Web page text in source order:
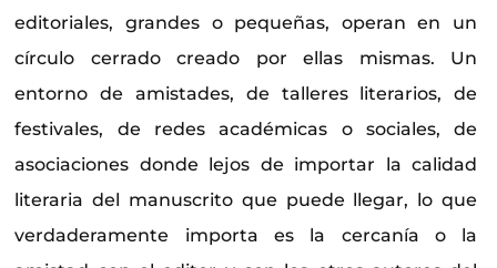
editoriales, grandes o pequeñas, operan en un
círculo cerrado creado por ellas mismas. Un
entorno de amistades, de talleres literarios, de
festivales, de redes académicas o sociales, de
asociaciones donde lejos de importar la calidad
literaria del manuscrito que puede llegar, lo que
verdaderamente importa es la cercanía o la